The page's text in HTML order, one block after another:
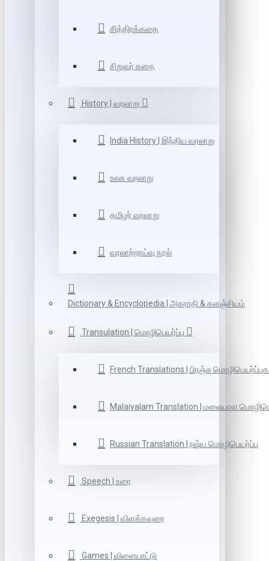
சித்திரக்கதை
சிறுவர் கதை
History | வரலாறு
India History | இந்திய வரலாறு
உலக வரலாறு
தமிழர் வரலாறு
வரலாற்றாய்வு நூல்
Dictionary & Encyclopedia | அகராதி & களஞ்சியம்
Transulation | மொழிபெயர்ப்பு
French Translations | பிரஞ்சு
Malaiyalam Translation | மலையாள
Russian Translation | ரஷ்ய மொழிபெயர்ப்பு
Speech | உரை
Exegesis | விளக்கவுரை
Games | விளையாட்டு